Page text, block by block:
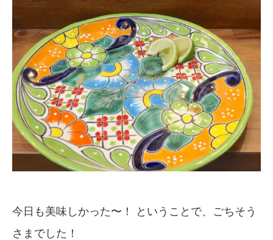
今日も美味しかった〜！ ということで、ごちそう
さまでした！